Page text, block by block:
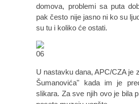
domova, problemi sa puta
pak često nije jasno ni ko su
su tu i koliko će ostati.
U nastavku dana, APC/CZA je
Šumanovića" kada im je
slikara. Za sve njih ovo je bila